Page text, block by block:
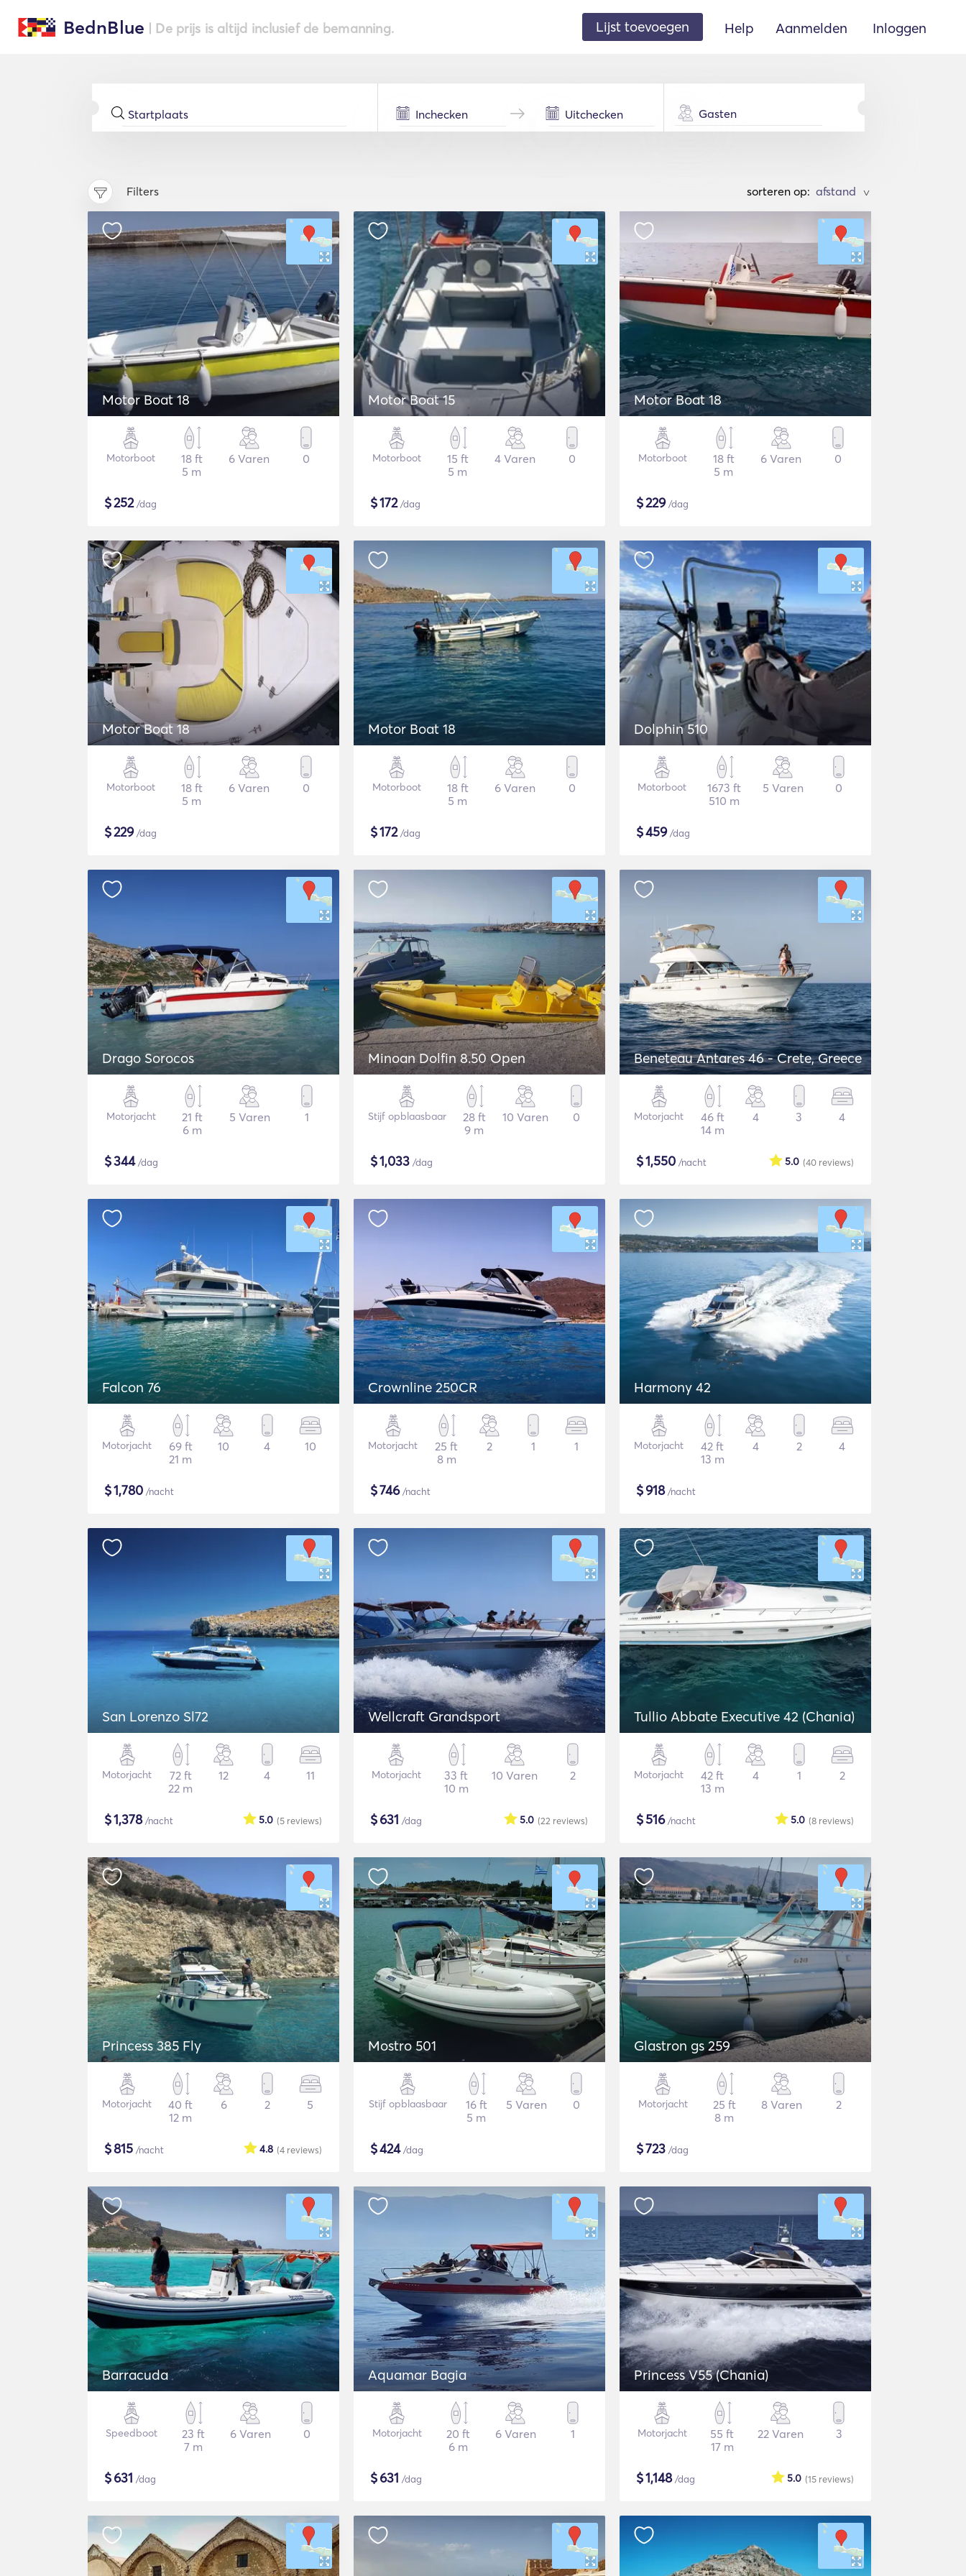
BednBlue | De prijs is altijd inclusief de bemanning. Lijst toevoegen Help Aanmelden Inloggen
Gasten
Filters sorteren op: >
Motor Boat 18
Motorboot
18 ft
5 m
6 Varen 0
$252/dag
Motor Boat 15
Motorboot
15 ft
5 m
4 Varen 0
$172/dag
Motor Boat 18
Motorboot
18 ft
5 m
6 Varen 0
$229/dag
Motor Boat 18
Motorboot
18 ft
5 m
6 Varen 0
$229/dag
Motor Boat 18
Motorboot
18 ft
5 m
6 Varen 0
$172/dag
Dolphin 510
Motorboot
1673 ft
510 m
5 Varen 0
$459/dag
Drago Sorocos
Motorjacht
21 ft
6 m
5 Varen 1
$344/dag
Minoan Dolfin 8.50 Open
Stijf opblaasbaar
28 ft
9 m
10 Varen 0
$1,033 /dag
Beneteau Antares 46 - Crete, Greece
Motorjacht
46 ft
14 m
4 3 4
$1,550 /nacht (40 reviews)
5.0
Falcon 76
Motorjacht
69 ft
21 m
10 4 10
$1,780 /nacht
Crownline 250CR
Motorjacht
25 ft
8 m
2 1 1
$746/nacht
Harmony 42
Motorjacht
42 ft
13 m
4 2 4
$918/nacht
San Lorenzo Sl72
Motorjacht
72 ft
22 m
12 4 11
$1,378/nacht (5 reviews)
5.0
Wellcraft Grandsport
Motorjacht
33 ft
10 m
10 Varen 2
$631 /dag (22 reviews)
5.0
Tullio Abbate Executive 42 (Chania)
Motorjacht
42 ft
13 m
4 1 2
$516/nacht (8 reviews)
5.0
Princess 385 Fly
Motorjacht
40 ft
12 m
6 2 5
$815 /nacht (4 reviews)
4.8
Mostro 501
Stijf opblaasbaar
16 ft
5 m
5 Varen 0
$424/dag
Glastron gs 259
Motorjacht
25 ft
8 m
8 Varen 2
$723 /dag
Barracuda
Speedboot
23 ft
7 m
6 Varen 0
$631 /dag
Aquamar Bagia
Motorjacht
20 ft
6 m
6 Varen 1
$631 /dag
Princess V55 (Chania)
Motorjacht
55 ft
17 m
22 Varen 3
$1,148/dag (15 reviews)
5.0